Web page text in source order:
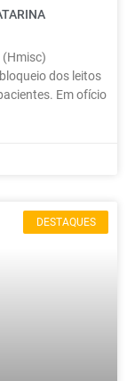
dos leitos
Em ofício
DESTAQUES